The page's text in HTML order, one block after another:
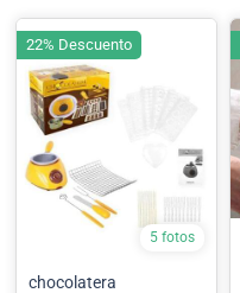
5 fotos
chocolatera
22% Descuento